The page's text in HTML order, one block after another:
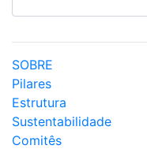
SOBRE
Pilares
Estrutura
Sustentabilidade
Comitês